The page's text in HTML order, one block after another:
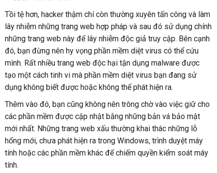
Tồi tệ hơn, hacker thậm chí còn thường xuyên tấn công và làm
lây nhiễm những trang web hợp pháp và sau đó sử dụng chính
những trang web này để lây nhiễm độc giả truy cập. Bên cạnh
đó, bạn đừng nên hy vọng phần mềm diệt virus có thể cứu
mình. Rất nhiều trang web độc hại tận dụng malware được
tạo một cách tinh vi mà phần mềm diệt virus bạn đang sử
dụng không biết được hoặc không thể phát hiện ra.
Thêm vào đó, bạn cũng không nên trông chờ vào việc giữ cho
các phần mềm được cập nhật bằng những bản vá bảo mật
mới nhất. Những trang web xấu thường khai thác những lỗ
hổng mới, chưa phát hiện ra trong Windows, trình duyệt máy
tính hoặc các phần mềm khác để chiếm quyền kiểm soát máy
tính.